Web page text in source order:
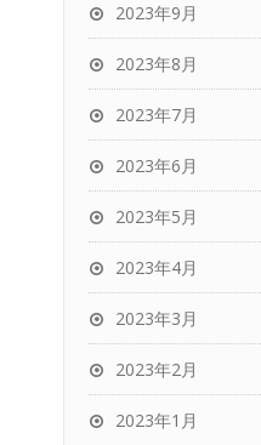
2023年9月
2023年8月
2023年7月
2023年6月
2023年5月
2023年4月
2023年3月
2023年2月
2023年1月